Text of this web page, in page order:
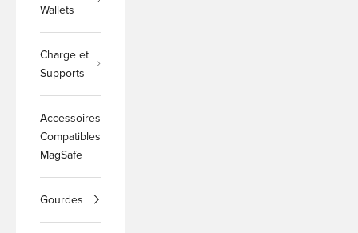
Wallets
Charge et
Supports
Accessoires
Compatibles
MagSafe
Gourdes